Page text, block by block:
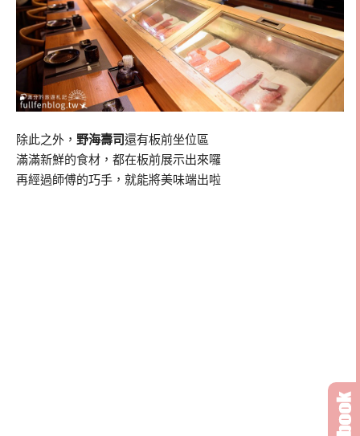
除此之外， 野海壽司 還有板前坐位區
滿滿新鮮的食材，都在板前展示出來囉
再經過師傅的巧手，就能將美味端出啦